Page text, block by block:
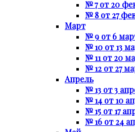
№ 7 от 20
№ 8 от 27
Март
№ 9 от 6
№ 10 от 13
№ 11 от 20
№ 12 от 27
Апрель
№ 13 от 3
№ 14 от 10
№ 15 от 17
№ 16 от 24